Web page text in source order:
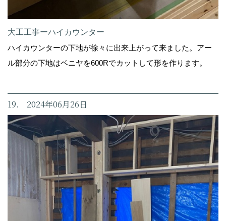
大工工事ーハイカウンター
ハイカウンターの下地が徐々に出来上がって来ました。アー
ル部分の下地はベニヤを600Rでカットして形を作ります。
19. 2024年06月26日